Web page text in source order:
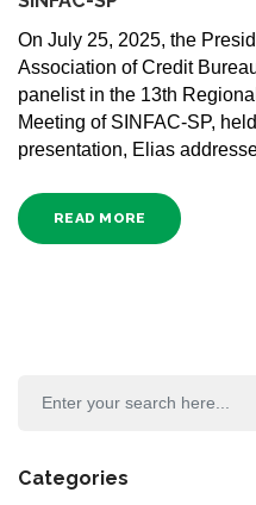
On July 25, 2025, the
Association of Credit
panelist in the 13th
Meeting of SINFAC-SP,
presentation, Elias
READ MORE
Categories